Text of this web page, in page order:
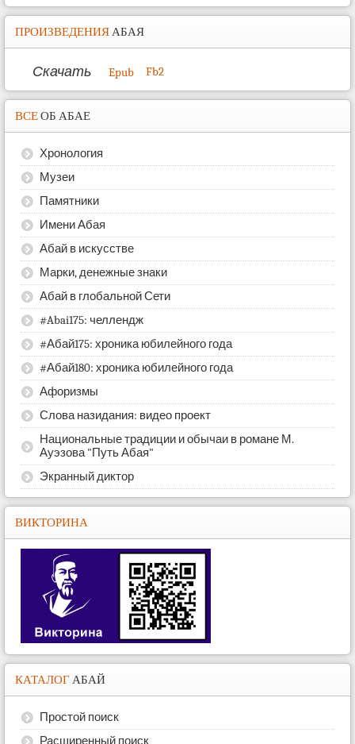
ПРОИЗВЕДЕНИЯАБАЯ
Скачать Epub Fb2
ВСЕОБ АБАЕ
Хронология
Музеи
Памятники
Имени Абая
Абай в искусстве
Марки, денежные знаки
Абай в глобальной Сети
#Abai175: челлендж
#Абай175: хроника юбилейного года
#Абай180: хроника юбилейного года
Афоризмы
Слова назидания: видео проект
Национальные традиции и обычаи в романе М.
Ауэзова "Путь Абая"
Экранный диктор
ВИКТОРИНА
КАТАЛОГАБАЙ
Простой поиск
Расширенный поиск